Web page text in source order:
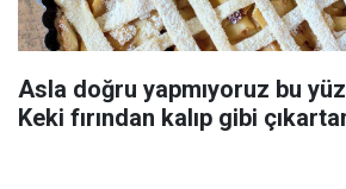
Asla doğru yapmıyoruz bu
Keki fırından kalıp gibi